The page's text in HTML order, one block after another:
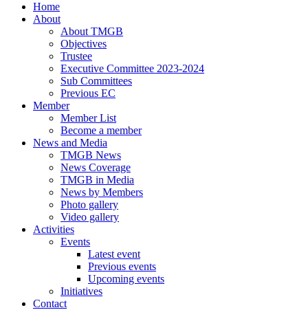
Home
About
About TMGB
Objectives
Trustee
Executive Committee 2023-2024
Sub Committees
Previous EC
Member
Member List
Become a member
News and Media
TMGB News
News Coverage
TMGB in Media
News by Members
Photo gallery
Video gallery
Activities
Events
Latest event
Previous events
Upcoming events
Initiatives
Contact